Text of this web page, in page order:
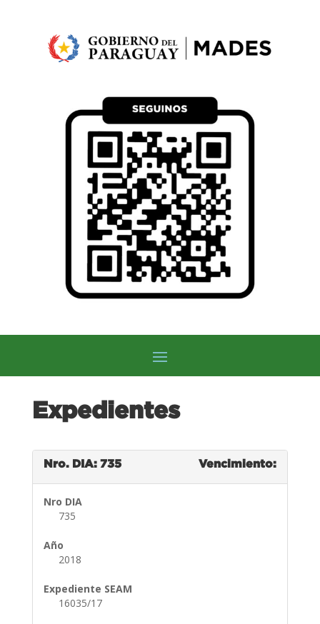
Expedientes
Nro. DIA: 735 Vencimiento:
Nro DIA
735
Año
2018
Expediente SEAM
16035/17